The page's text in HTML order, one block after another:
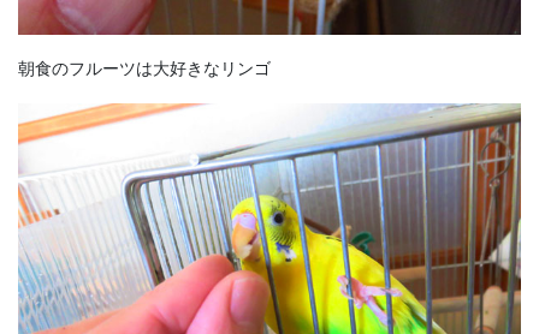
朝食のフルーツは大好きなリンゴ